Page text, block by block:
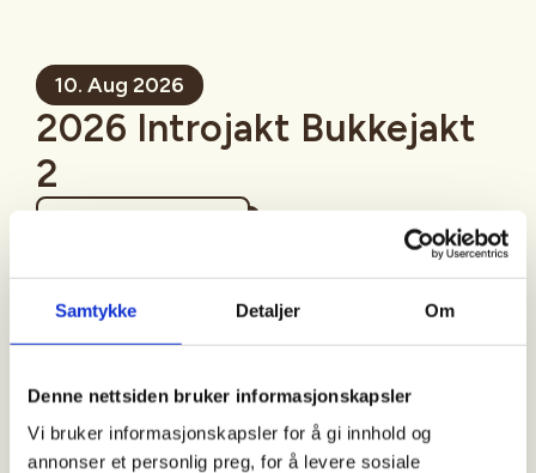
Samtykke Detaljer Om
Denne nettsiden bruker informasjonskapsler
Vi bruker informasjonskapsler for å gi innhold og
annonser et personlig preg, for å levere sosiale
10. Aug 2026
2026 Introjakt Bukkejakt
2
Sandefjord